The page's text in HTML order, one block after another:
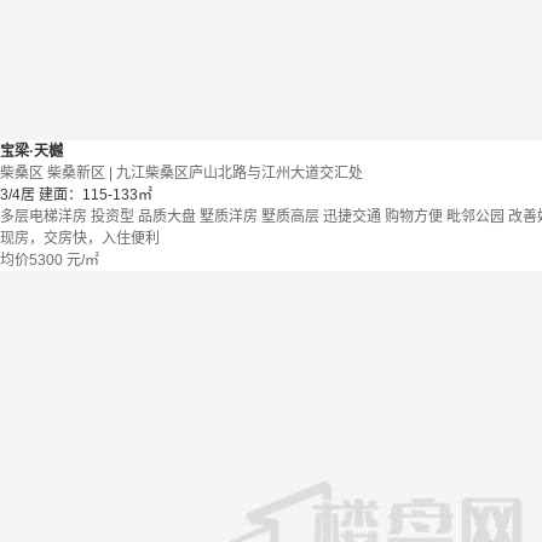
宝梁·天樾
柴桑区 柴桑新区 | 九江柴桑区庐山北路与江州大道交汇处
3/4居 建面：115-133㎡
多层电梯洋房 投资型 品质大盘 墅质洋房 墅质高层 迅捷交通 购物方便 毗邻公园 改善
现房，交房快，入住便利
均价5300 元/㎡